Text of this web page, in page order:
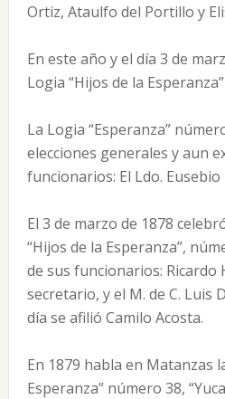
Ortiz, Ataulfo del Portillo y
En este año y el día 3 de
Logia “Hijos de la
La Logia “Esperanza”
elecciones generales y aun
funcionarios: El Ldo.
El 3 de marzo de 1878
“Hijos de la Esperanza”,
de sus funcionarios: Ricardo
secretario, y el M. de C. Luis
día se afilió Camilo Acosta.
En 1879 habla en Matanzas
Esperanza” número 38,